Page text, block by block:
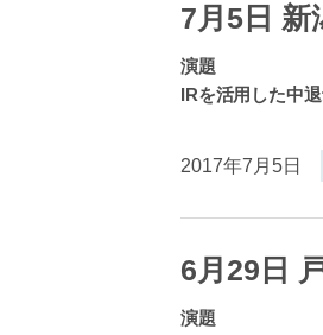
7月5日 新
演題
IRを活用した中
2017年7月5日
6月29日
演題